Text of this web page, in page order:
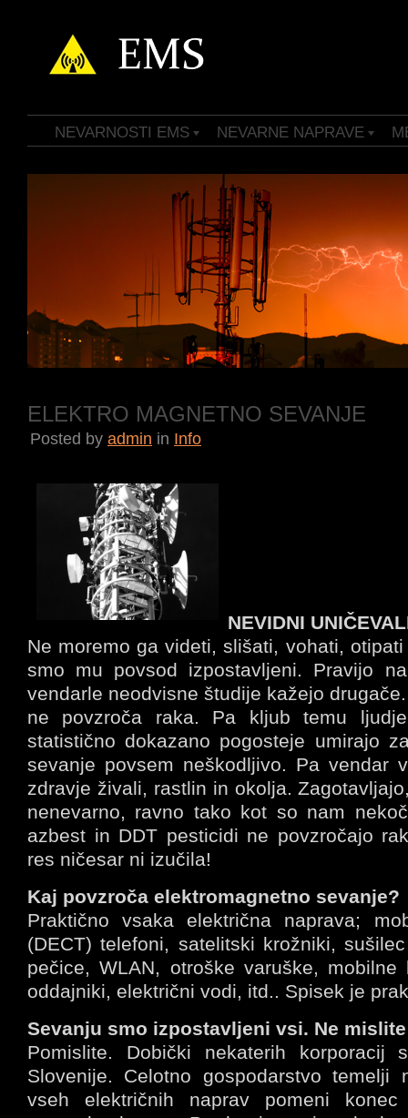
NEVARNOSTI EMS NEVARNE NAPRAVE
ELEKTRO MAGNETNO SEVANJE
Posted by admin in Info
NEVIDNI
Ne moremo ga videti, slišati, vohati,
smo mu povsod izpostavljeni. Pravijo
vendarle neodvisne študije kažejo
ne povzroča raka. Pa kljub temu
statistično dokazano pogosteje umirajo
sevanje povsem neškodljivo. Pa vendar
zdravje živali, rastlin in okolja.
nenevarno, ravno tako kot so nam
azbest in DDT pesticidi ne povzročajo
res ničesar ni izučila!
Kaj povzroča elektromagnetno sevanje?
Praktično vsaka električna naprava;
(DECT) telefoni, satelitski krožniki,
pečice, WLAN, otroške varuške,
oddajniki, električni vodi, itd.. Spisek je
Sevanju smo izpostavljeni vsi. Ne
Pomislite. Dobički nekaterih korporacij
Slovenije. Celotno gospodarstvo temelji
vseh električnih naprav pomeni konec